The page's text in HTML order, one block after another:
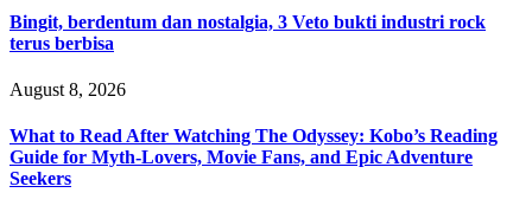
Bingit, berdentum dan nostalgia, 3 Veto bukti industri rock
terus berbisa
August 8, 2026
What to Read After Watching The Odyssey: Kobo’s Reading
Guide for Myth-Lovers, Movie Fans, and Epic Adventure
Seekers